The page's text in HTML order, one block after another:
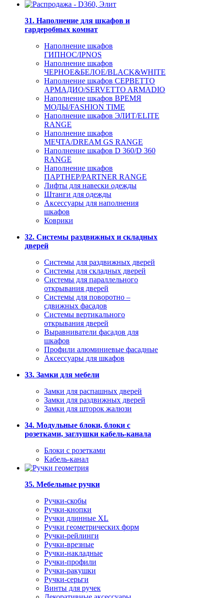
31. Наполнение для шкафов и
гардеробных комнат
Наполнение шкафов
ГИПНОС/IPNOS
Наполнение шкафов
ЧЕРНОЕ&БЕЛОЕ/BLACK&WHITE
Наполнение шкафов СЕРВЕТТО
АРМАДИО/SERVETTO ARMADIO
Наполнение шкафов ВРЕМЯ
МОДЫ/FASHION TIME
Наполнение шкафов ЭЛИТ/ELITE
RANGE
Наполнение шкафов
МЕЧТА/DREAM GS RANGE
Наполнение шкафов D 360/D 360
RANGE
Наполнение шкафов
ПАРТНЕР/PARTNER RANGE
Лифты для навески одежды
Штанги для одежды
Аксессуары для наполнения
шкафов
Коврики
32. Системы раздвижных и складных
дверей
Системы для раздвижных дверей
Системы для складных дверей
Системы для параллельного
открывания дверей
Системы для поворотно –
сдвижных фасадов
Системы вертикального
открывания дверей
Выравниватели фасадов для
шкафов
Профили алюминиевые фасадные
Аксессуары для шкафов
33. Замки для мебели
Замки для распашных дверей
Замки для раздвижных дверей
Замки для шторок жалюзи
34. Модульные блоки, блоки с
розетками, заглушки кабель-канала
Блоки с розетками
Кабель-канал
35. Мебельные ручки
Ручки-скобы
Ручки-кнопки
Ручки длинные XL
Ручки геометрических форм
Ручки-рейлинги
Ручки-врезные
Ручки-накладные
Ручки-профили
Ручки-ракушки
Ручки-серьги
Винты для ручек